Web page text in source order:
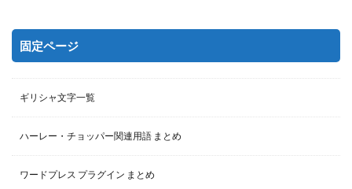
固定ページ
ギリシャ文字一覧
ハーレー・チョッパー関連用語 まとめ
ワードプレス プラグイン まとめ